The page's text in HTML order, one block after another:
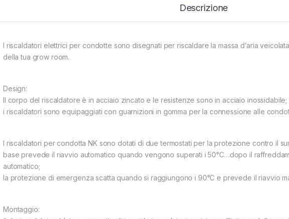
Descrizione
I riscaldatori elettrici per condotte sono disegnati per riscaldare la massa d’aria
della tua grow room.
Design:
Il corpo del riscaldatore è in acciaio zincato e le resistenze sono in acciaio inossidabile;
i riscaldatori sono equipaggiati con guarnizioni in gomma per la connessione alle
I riscaldatori per condotta NK sono dotati di due termostati per la protezione contro il
base prevede il riavvio automatico quando vengono superati i 50°C…dopo il
automatico;
la protezione di emergenza scatta quando si raggiungono i 90°C e prevede il riavvio
Montaggio: